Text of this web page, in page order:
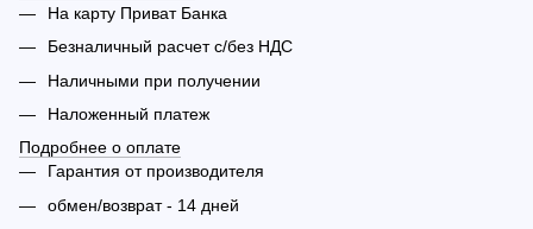
На карту Приват Банка
Безналичный расчет с/без НДС
Наличными при получении
Наложенный платеж
Подробнее о оплате
Гарантия от производителя
обмен/возврат - 14 дней